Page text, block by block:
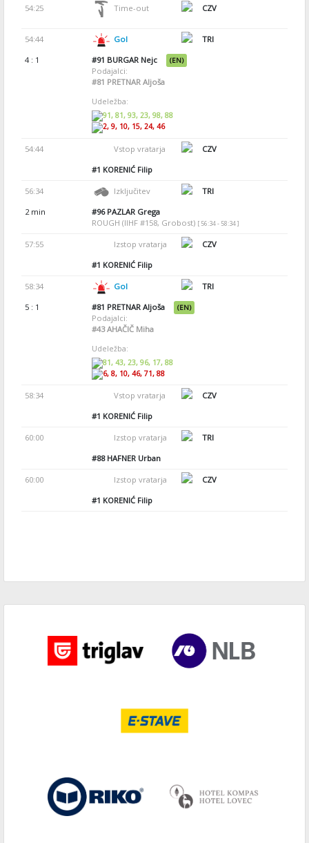
54:25 Time-out CZV
54:44 Gol
TRI
4 : 1
#91 BURGAR Nejc (EN)
Podajalci:
#81 PRETNAR Aljoša
Udeležba:
91, 81, 93, 23, 98, 88
2, 9, 10, 15, 24, 46
54:44 Vstop vratarja
CZV
#1 KORENIĆ Filip
56:34 Izključitev
TRI
2 min
#96PAZLAR Grega
ROUGH (IIHF #158, Grobost) [ 56:34 - 58:34 ]
57:55 Izstop vratarja
CZV
#1 KORENIĆ Filip
58:34 Gol
TRI
5 : 1
#81 PRETNAR Aljoša (EN)
Podajalci:
#43AHAČIČ Miha
Udeležba:
81, 43, 23, 96, 17, 88
6, 8, 10, 46, 71, 88
58:34 Vstop vratarja
CZV
#1 KORENIĆ Filip
60:00 Izstop vratarja
TRI
#88HAFNER Urban
60:00 Izstop vratarja
CZV
#1 KORENIĆ Filip